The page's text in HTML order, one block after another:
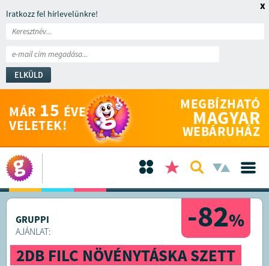
Iratkozz fel hírlevelünkre!
ELKÜLD
x
MÁR 15 ÉVE
VELETEK!
MEGBÍZHATÓ
MAGYAR
WEBÁRUHÁZ
-82%
GRUPPI
AJÁNLAT:
2DB FILC NÖVÉNYTÁSKA SZETT